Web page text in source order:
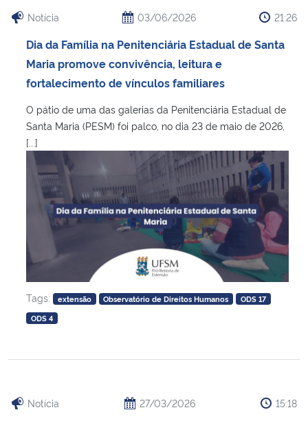
Banco Central do Brasil
Notícia 03/06/2026 21:26
Dia da Família na Penitenciária Estadual de Santa
Maria promove convivência, leitura e
fortalecimento de vínculos familiares
O pátio de uma das galerias da Penitenciária Estadual de
Santa Maria (PESM) foi palco, no dia 23 de maio de 2026,
[...]
Tags: extensão Observatório de Direitos Humanos
ODS 17
ODS 4
Notícia 27/03/2026 15:18